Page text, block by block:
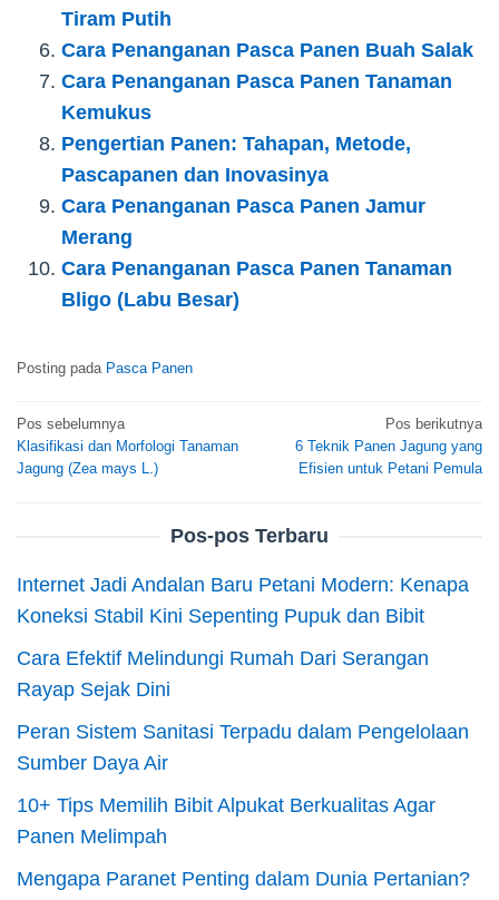
Tiram Putih
Cara Penanganan Pasca Panen Buah Salak
Cara Penanganan Pasca Panen Tanaman
Kemukus
Pengertian Panen: Tahapan, Metode,
Pascapanen dan Inovasinya
Cara Penanganan Pasca Panen Jamur
Merang
Cara Penanganan Pasca Panen Tanaman
Bligo (Labu Besar)
Posting pada Pasca Panen
Navigasi
pos
Pos sebelumnya
Klasifikasi dan Morfologi Tanaman
Jagung (Zea mays L.)
Pos berikutnya
6 Teknik Panen Jagung yang
Efisien untuk Petani Pemula
Pos-pos Terbaru
Internet Jadi Andalan Baru Petani Modern: Kenapa
Koneksi Stabil Kini Sepenting Pupuk dan Bibit
Cara Efektif Melindungi Rumah Dari Serangan
Rayap Sejak Dini
Peran Sistem Sanitasi Terpadu dalam Pengelolaan
Sumber Daya Air
10+ Tips Memilih Bibit Alpukat Berkualitas Agar
Panen Melimpah
Mengapa Paranet Penting dalam Dunia Pertanian?